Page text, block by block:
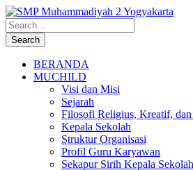
BERANDA
MUCHILD
Visi dan Misi
Sejarah
Filosofi Religius, Kreatif, dan
Kepala Sekolah
Struktur Organisasi
Profil Guru Karyawan
Sekapur Sirih Kepala Sekolah